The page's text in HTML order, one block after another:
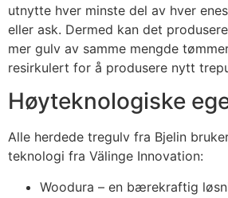
utnytte hver minste del av hver
eller ask. Dermed kan det
mer gulv av samme mengde
resirkulert for å produsere nytt
Høyteknologiske
Alle herdede tregulv fra Bjelin
teknologi fra Välinge Innovation:
Woodura – en bærekraftig